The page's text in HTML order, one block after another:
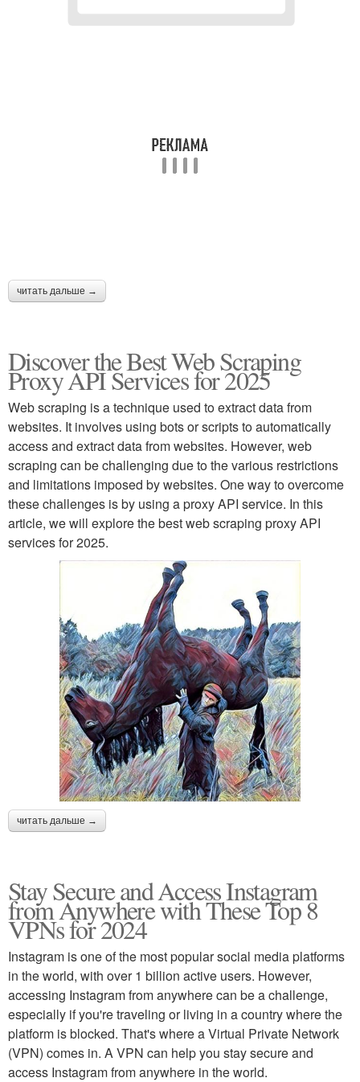
читать дальше →
Discover the Best Web Scraping
Proxy API Services for 2025
Web scraping is a technique used to extract data from
websites. It involves using bots or scripts to automatically
access and extract data from websites. However, web
scraping can be challenging due to the various restrictions
and limitations imposed by websites. One way to overcome
these challenges is by using a proxy API service. In this
article, we will explore the best web scraping proxy API
services for 2025.
читать дальше →
Stay Secure and Access Instagram
from Anywhere with These Top 8
VPNs for 2024
Instagram is one of the most popular social media platforms
in the world, with over 1 billion active users. However,
accessing Instagram from anywhere can be a challenge,
especially if you're traveling or living in a country where the
platform is blocked. That's where a Virtual Private Network
(VPN) comes in. A VPN can help you stay secure and
access Instagram from anywhere in the world.